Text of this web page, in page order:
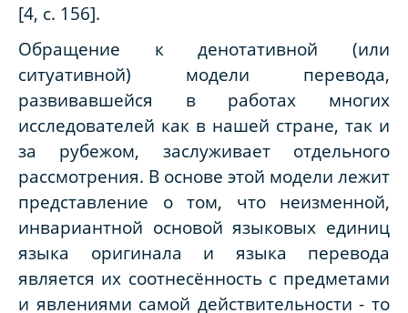
[4, с. 156].
Обращение к денотативной (или
ситуативной) модели перевода,
развивавшейся в работах многих
исследователей как в нашей стране, так и
за рубежом, заслуживает отдельного
рассмотрения. В основе этой модели лежит
представление о том, что неизменной,
инвариантной основой языковых единиц
языка оригинала и языка перевода
является их соотнесённость с предметами
и явлениями самой действительности - то